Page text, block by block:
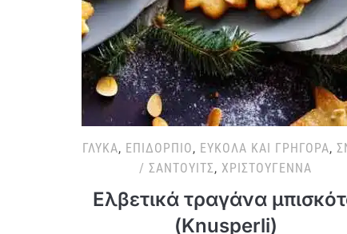
ΓΛΥΚΆ, ΕΠΙΔΌΡΠΙΟ, ΕΎΚΟΛΑ ΚΑΙ ΓΡΉΓΟΡΑ,
/ ΣΆΝΤΟΥΙΤΣ, ΧΡΙΣΤΟΎΓΕΝΝΑ
Ελβετικά τραγάνα
(Knusperli)